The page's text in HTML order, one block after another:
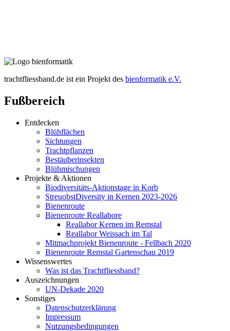
trachtfliessband.de ist ein Projekt des bienformatik e.V.
Fußbereich
Entdecken
Blühflächen
Sichtungen
Trachtpflanzen
Bestäuberinsekten
Blühmischungen
Projekte & Aktionen
Biodiversitäts-Aktionstage in Korb
StreuobstDiversity in Kernen 2023-2026
Bienenroute
Bienenroute Reallabore
Reallabor Kernen im Remstal
Reallabor Weissach im Tal
Mitmachprojekt Bienenroute - Fellbach 2020
Bienenroute Remstal Gartenschau 2019
Wissenswertes
Was ist das Trachtfliessband?
Auszeichnungen
UN-Dekade 2020
Sonstiges
Datenschutzerklärung
Impressum
Nutzungsbedingungen